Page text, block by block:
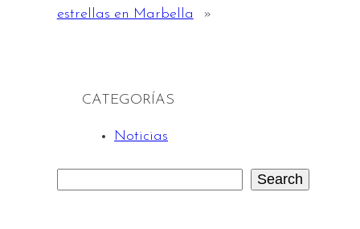
estrellas en Marbella
»
CATEGORÍAS
Noticias
Search